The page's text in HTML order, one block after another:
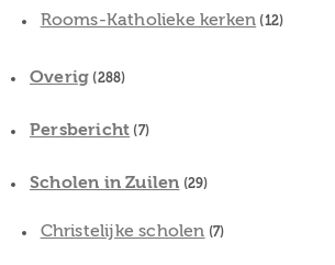
Rooms-Katholieke kerken (12)
Overig (288)
Persbericht (7)
Scholen in Zuilen (29)
Christelijke scholen (7)